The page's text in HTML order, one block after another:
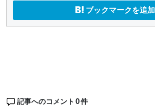
ブックマークを追加
記事へのコメント 0件